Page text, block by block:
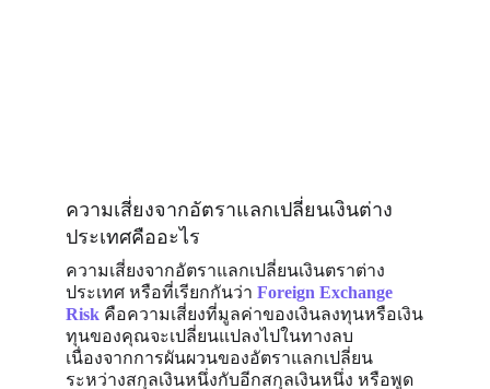
ความเสี่ยงจากอัตราแลกเปลี่ยนเงินต่าง
ประเทศคืออะไร
ความเสี่ยงจากอัตราแลกเปลี่ยนเงินตราต่าง
ประเทศ หรือที่เรียกกันว่า Foreign Exchange
Risk คือความเสี่ยงที่มูลค่าของเงินลงทุนหรือเงิน
ทุนของคุณจะเปลี่ยนแปลงไปในทางลบ
เนื่องจากการผันผวนของอัตราแลกเปลี่ยน
ระหว่างสกุลเงินหนึ่งกับอีกสกุลเงินหนึ่ง หรือพูด